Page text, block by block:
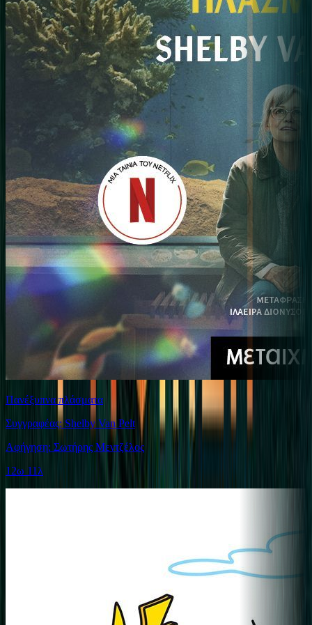
Πανέξυπνα πλάσματα
Συγγραφέας: Shelby Van Pelt
Αφήγηση: Σωτήρης Μεντζέλος
12ω 11λ